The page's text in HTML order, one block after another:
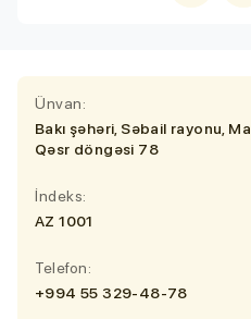
Ünvan:
Bakı şəhəri, Səbail rayonu,
Qəsr döngəsi 78
İndeks:
AZ 1001
Telefon:
+994 55 329-48-78